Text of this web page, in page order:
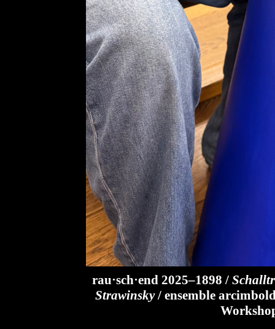
rau·sch·end 2025–1898 /
Strawinsky/ ensemble